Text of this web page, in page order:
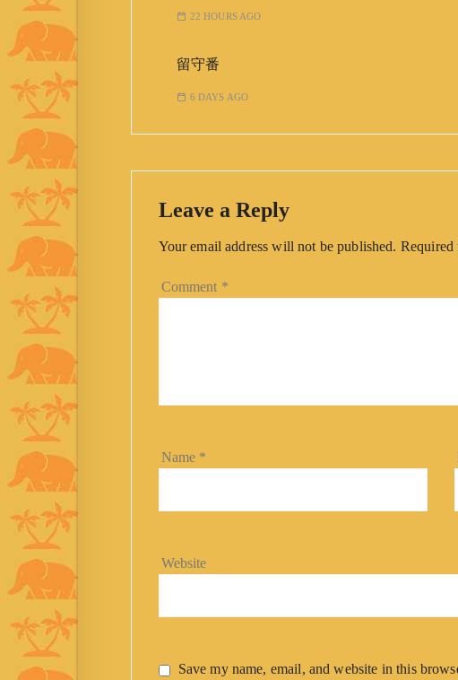
22 HOURS AGO
留守番
6 DAYS AGO
Leave a Reply
Your email address will not be published. Required
Comment *
Name *
Website
Save my name, email, and website in this